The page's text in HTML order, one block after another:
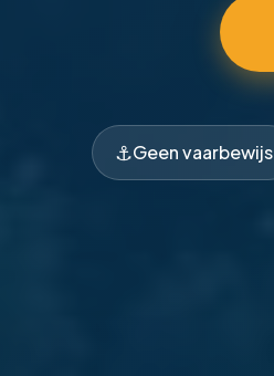
⚓Geen vaarbewijs